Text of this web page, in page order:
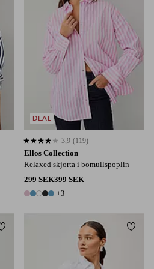
Ellos Collection
Relaxed skjorta i bomullspoplin
299 SEK399 SEK
8 färger
+3
3,9 baserat på 119 st betyg
3,9 (119)
DEAL
Lägg till i favoriter